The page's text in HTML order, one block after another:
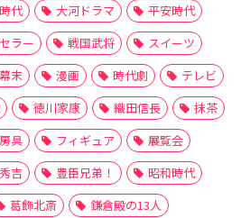
代 大河ドラマ
平安時代
ラー 戦国武将
スイーツ
幕末 漫画 時代劇
テレビ
徳川家康 織田信長
抹茶
具 フィギュア
展覧会
吉 豊臣兄弟！
昭和時代
葛飾北斎 鎌倉殿の13人